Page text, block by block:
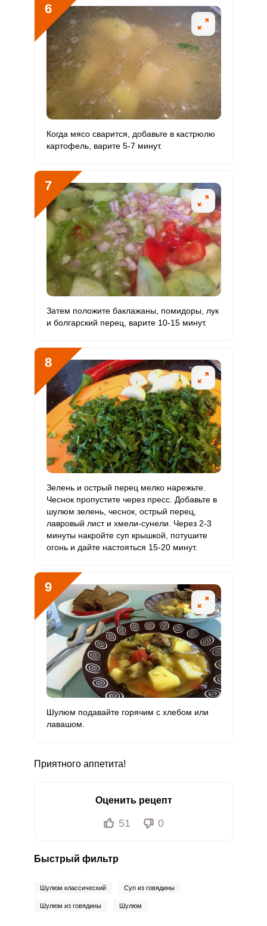
6
Когда мясо сварится, добавьте в кастрюлю
картофель, варите 5-7 минут.
7
Затем положите баклажаны, помидоры, лук
и болгарский перец, варите 10-15 минут.
8
Зелень и острый перец мелко нарежьте.
Чеснок пропустите через пресс. Добавьте в
шулюм зелень, чеснок, острый перец,
лавровый лист и хмели-сунели. Через 2-3
минуты накройте суп крышкой, потушите
огонь и дайте настояться 15-20 минут.
9
Шулюм подавайте горячим с хлебом или
лавашом.
Приятного аппетита!
Оценить рецепт
51 0
Быстрый фильтр
Шулюм классический Суп из говядины
Шулюм из говядины Шулюм